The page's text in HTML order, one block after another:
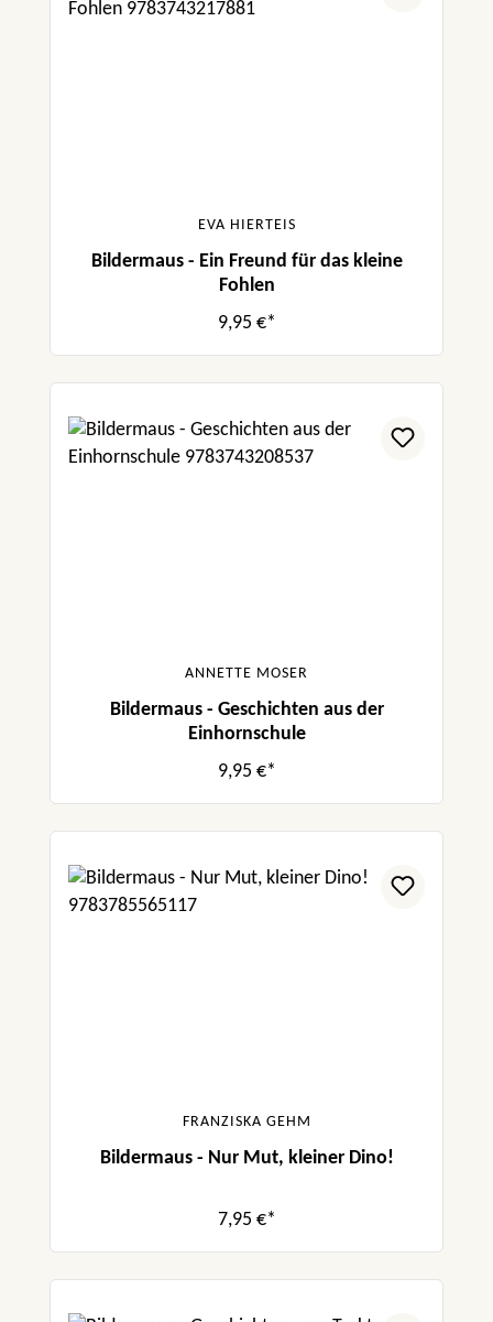
EVA HIERTEIS
Bildermaus - Ein Freund für das kleine
Fohlen
9,95 €*
ANNETTE MOSER
Bildermaus - Geschichten aus der
Einhornschule
9,95 €*
FRANZISKA GEHM
Bildermaus - Nur Mut, kleiner Dino!
7,95 €*